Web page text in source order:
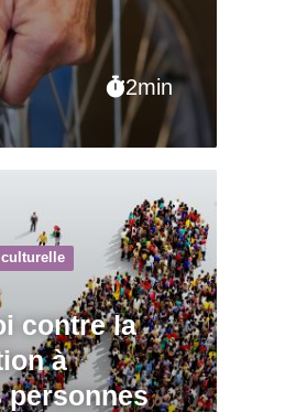
2min
contre la
à
personnes